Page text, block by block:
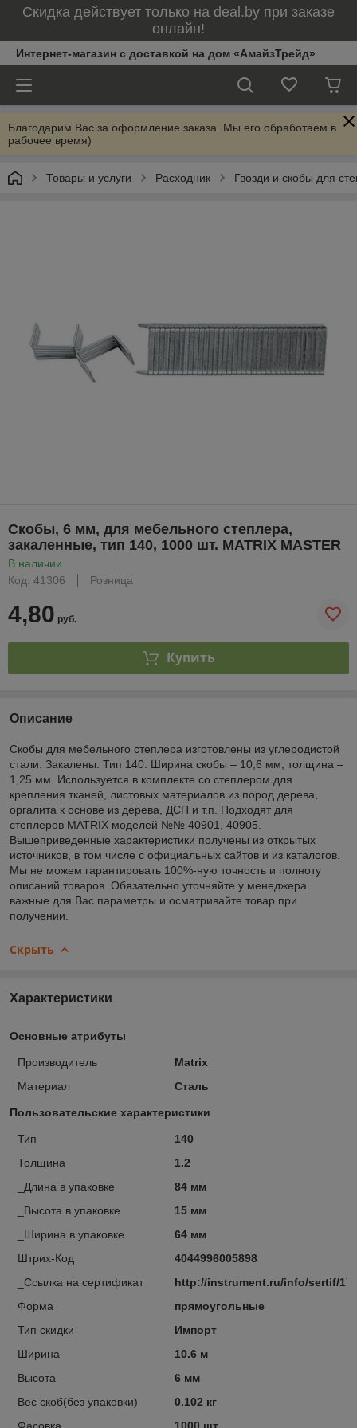
Скидка действует только на deal.by при заказе
онлайн!
Интернет-магазин с доставкой на дом «АмайзТрейд»
Благодарим Вас за оформление заказа. Мы его обработаем в
рабочее время)
Товары и услуги Расходник Гвозди и скобы для
Скобы, 6 мм, для мебельного степлера,
закаленные, тип 140, 1000 шт. MATRIX MASTER
В наличии
Код: 41306
Розница
4,80 руб.
Купить
Описание
Скобы для мебельного степлера изготовлены из углеродистой
стали. Закалены. Тип 140. Ширина скобы – 10,6 мм, толщина –
1,25 мм. Используется в комплекте со степлером для
крепления тканей, листовых материалов из пород дерева,
оргалита к основе из дерева, ДСП и т.п. Подходят для
степлеров MATRIX моделей №№ 40901, 40905.
Вышеприведенные характеристики получены из открытых
источников, в том числе с официальных сайтов и из каталогов.
Мы не можем гарантировать 100%-ную точность и полноту
описаний товаров. Обязательно уточняйте у менеджера
важные для Вас параметры и осматривайте товар при
получении.
Скрыть
Характеристики
Основные атрибуты
Производитель
Matrix
Материал
Сталь
Пользовательские характеристики
Тип
140
Толщина
1.2
_Длина в упаковке
84 мм
_Высота в упаковке
15 мм
_Ширина в упаковке
64 мм
Штрих-Код
4044996005898
_Ссылка на сертификат
http://instrument.ru/info/sertif/
Форма
прямоугольные
Тип скидки
Импорт
Ширина
10.6 м
Высота
6 мм
Вес скоб(без упаковки)
0.102 кг
Фасовка
1000 шт